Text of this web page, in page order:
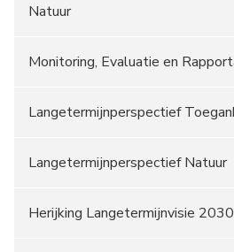
Natuur
Monitoring, Evaluatie en
Langetermijnperspectief
Langetermijnperspectief Natuur
Herijking Langetermijnvisie